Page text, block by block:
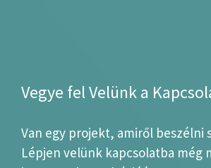
Vegye fel Velünk a
Van egy projekt, amiről beszélni
Lépjen velünk kapcsolatba még